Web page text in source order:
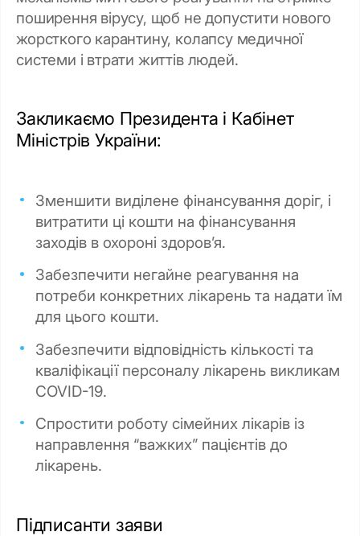
поширення вірусу, щоб не допустити нового
жорсткого карантину, колапсу медичної
системи і втрати життів людей.
Закликаємо Президента і Кабінет
Міністрів України:
Зменшити виділене фінансування доріг, і
витратити ці кошти на фінансування
заходів в охороні здоров’я.
Забезпечити негайне реагування на
потреби конкретних лікарень та надати їм
для цього кошти.
Забезпечити відповідність кількості та
кваліфікації персоналу лікарень викликам
COVID-19.
Спростити роботу сімейних лікарів із
направлення “важких” пацієнтів до
лікарень.
Підписанти заяви